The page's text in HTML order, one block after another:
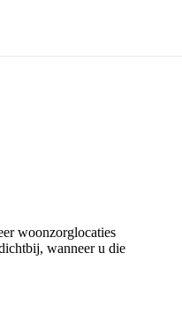
woonzorglocaties
wanneer u die